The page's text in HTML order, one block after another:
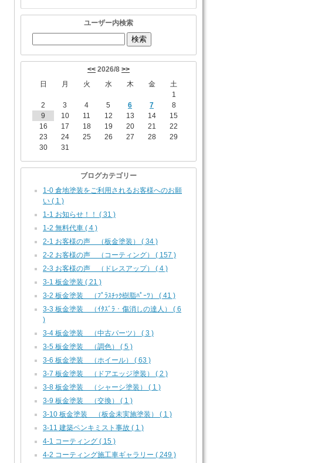
ユーザー内検索
<< 2026/8 >>
日
月 火 水 木 金
土
1
2
3 4 5 6 7
8
9
10 11 12 13 14
15
16
17 18 19 20 21
22
23
24 25 26 27 28
29
30
31
ブログカテゴリー
1-0 倉地塗装をご利用されるお客様へのお願
い ( 1 )
1-1 お知らせ！！ ( 31 )
1-2 無料代車 ( 4 )
2-1 お客様の声 （板金塗装） ( 34 )
2-2 お客様の声 （コーティング） ( 157 )
2-3 お客様の声 （ドレスアップ） ( 4 )
3-1 板金塗装 ( 21 )
3-2 板金塗装 （ﾌﾟﾗｽﾁｯｸ樹脂ﾊﾟｰﾂ） ( 41 )
3-3 板金塗装 （ｲﾀｽﾞﾗ・傷消しの達人） ( 6
)
3-4 板金塗装 （中古パーツ） ( 3 )
3-5 板金塗装 （調色） ( 5 )
3-6 板金塗装 （ホイール） ( 63 )
3-7 板金塗装 （ドアエッジ塗装） ( 2 )
3-8 板金塗装 （シャーシ塗装） ( 1 )
3-9 板金塗装 （交換） ( 1 )
3-10 板金塗装 （板金未実施塗装） ( 1 )
3-11 建築ペンキミスト事故 ( 1 )
4-1 コーティング ( 15 )
4-2 コーティング施工車ギャラリー ( 249 )